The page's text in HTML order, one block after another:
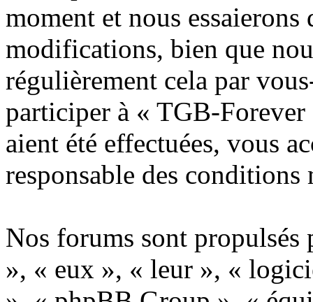
moment et nous
modifications, bien que
régulièrement cela par
participer à « TGB-
aient été effectuées, vous
responsable des
Nos forums sont
», « eux », « leur », «